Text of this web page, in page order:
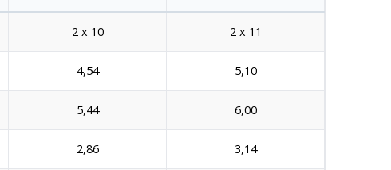
2 x 10 2 x 11
4,54 5,10
5,44 6,00
2,86 3,14